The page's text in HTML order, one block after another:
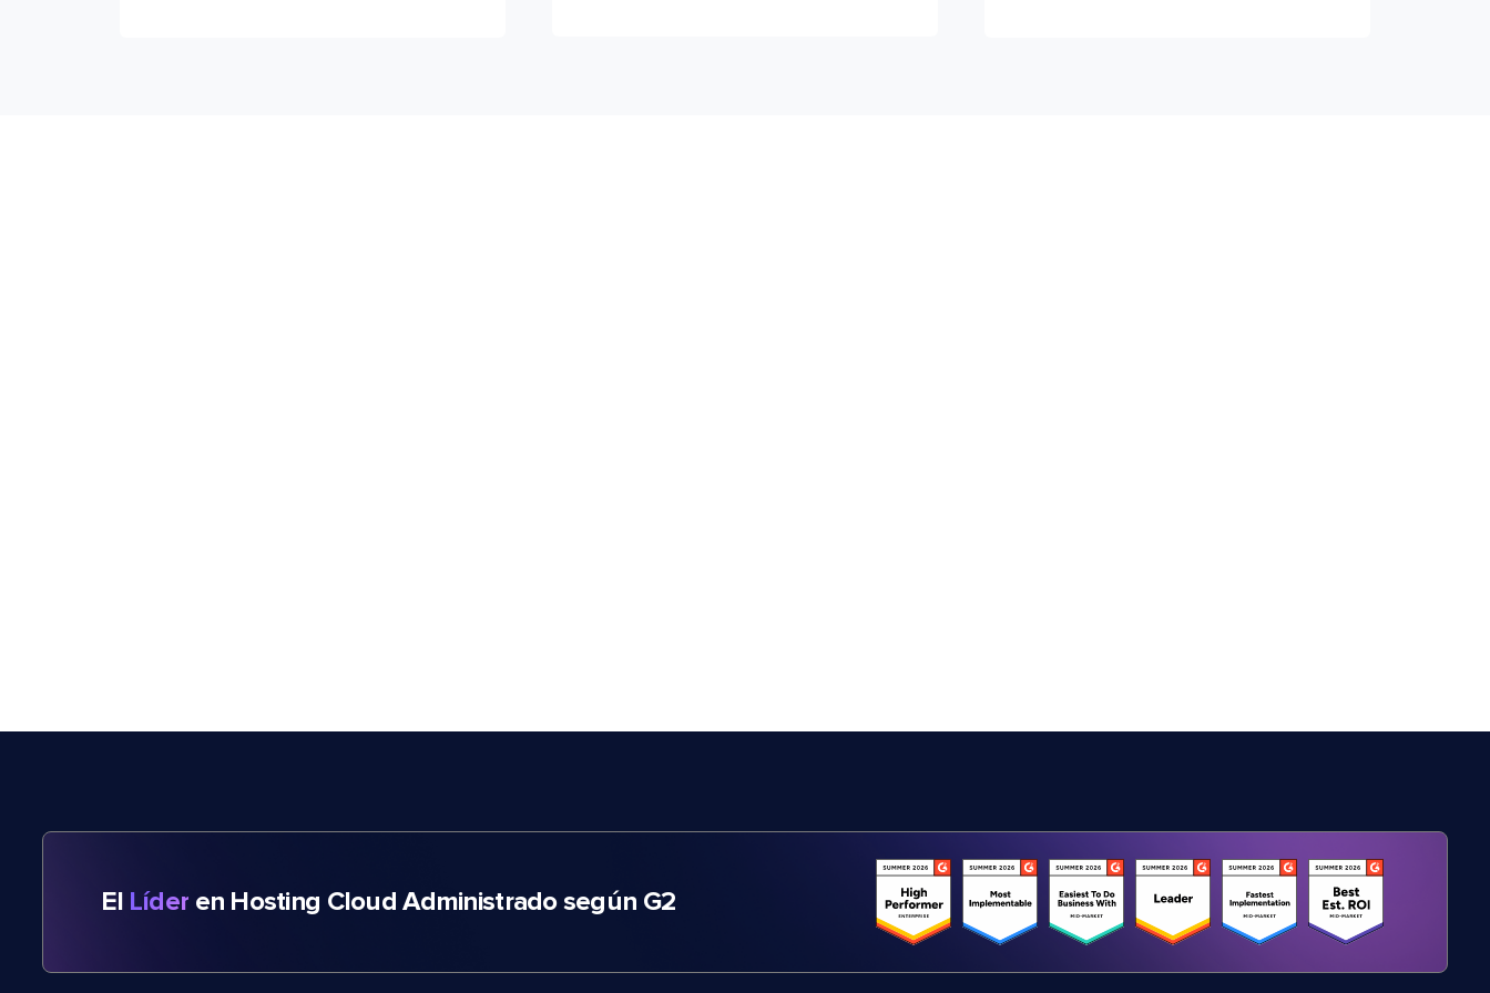
El Líder en Hosting Cloud Administrado según G2